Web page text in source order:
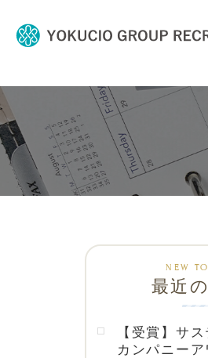
最近
【受賞】サ
カンパニーア